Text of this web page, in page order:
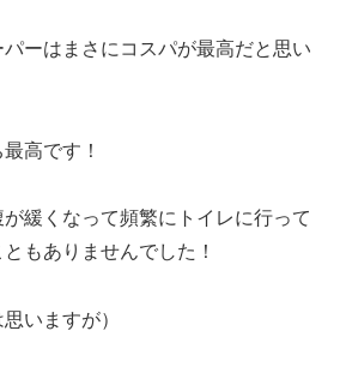
ーはまさにコスパが最高だと思い
高です！
緩くなって頻繁にトイレに行って
もありませんでした！
いますが）